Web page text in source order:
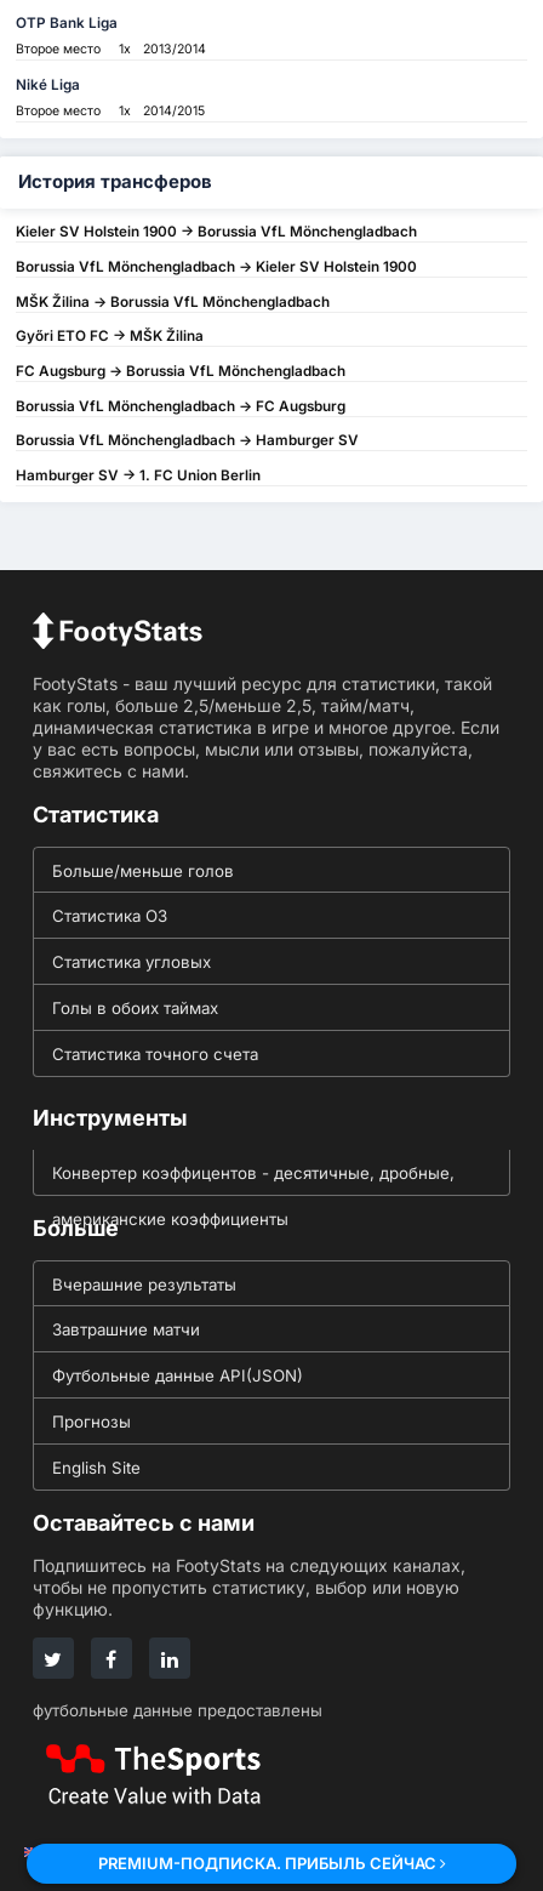
OTP Bank Liga
Второе место 1x 2013/2014
Niké Liga
Второе место 1x 2014/2015
История трансферов
Kieler SV Holstein 1900 -> Borussia VfL Mönchengladbach
Borussia VfL Mönchengladbach -> Kieler SV Holstein 1900
MŠK Žilina -> Borussia VfL Mönchengladbach
Győri ETO FC -> MŠK Žilina
FC Augsburg -> Borussia VfL Mönchengladbach
Borussia VfL Mönchengladbach -> FC Augsburg
Borussia VfL Mönchengladbach -> Hamburger SV
Hamburger SV -> 1. FC Union Berlin
FootyStats - ваш лучший ресурс для статистики, такой
как голы, больше 2,5/меньше 2,5, тайм/матч,
динамическая статистика в игре и многое другое. Если
у вас есть вопросы, мысли или отзывы, пожалуйста,
свяжитесь с нами.
Статистика
Больше/меньше голов
Статистика ОЗ
Статистика угловых
Голы в обоих таймах
Статистика точного счета
Инструменты
Конвертер коэффицентов - десятичные, дробные,
американские коэффициенты
Больше
Вчерашние результаты
Завтрашние матчи
Футбольные данные API(JSON)
Прогнозы
English Site
Оставайтесь с нами
Подпишитесь на FootyStats на следующих каналах,
чтобы не пропустить статистику, выбор или новую
функцию.
футбольные данные предоставлены
PREMIUM-ПОДПИСКА. ПРИБЫЛЬ СЕЙЧАС